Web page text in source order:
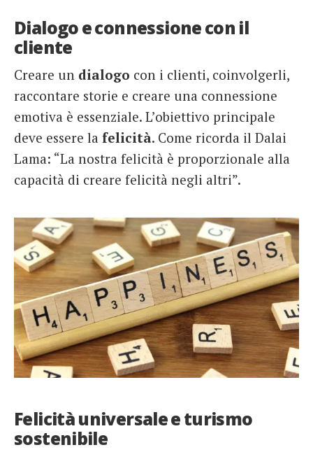
Dialogo e connessione con il
cliente
Creare un dialogo con i clienti, coinvolgerli,
raccontare storie e creare una connessione
emotiva è essenziale. L’obiettivo principale
deve essere la felicità. Come ricorda il Dalai
Lama: “La nostra felicità è proporzionale alla
capacità di creare felicità negli altri”.
Felicità universale e turismo
sostenibile